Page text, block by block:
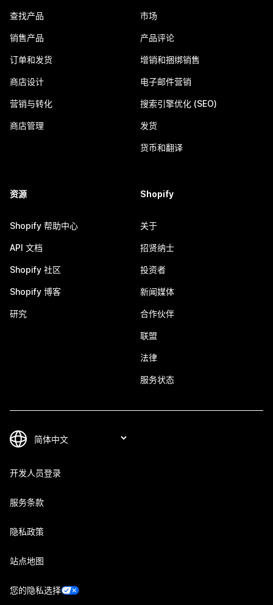
查找产品
销售产品
订单和发货
商店设计
营销与转化
商店管理
市场
产品评论
增销和捆绑销售
电子邮件营销
搜索引擎优化 (SEO)
发货
货币和翻译
资源
Shopify 帮助中心
API 文档
Shopify 社区
Shopify 博客
研究
Shopify
关于
招贤纳士
投资者
新闻媒体
合作伙伴
联盟
法律
服务状态
开发人员登录
服务条款
隐私政策
站点地图
您的隐私选择